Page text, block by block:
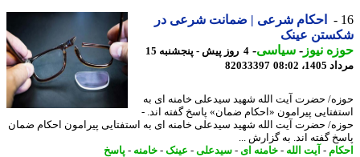
احکام شرعی | ضمانت شرعی در
عینک
نیوز-سیاسی-
4 روز پیش - پنجشنبه 15
08:02
82033397
حضرت آیت الله شهید سیدعلی خامنه ای به
پیرامون «احکام ضمان» پاسخ گفته اند. -
حضرت آیت الله شهید سیدعلی خامنه ای به استفتایی پیرامون احکام ضمان
گفته اند. به گزارش ...
-آیت الله-خامنه ای- سیدعلی-عینک-خامنه-پاسخ